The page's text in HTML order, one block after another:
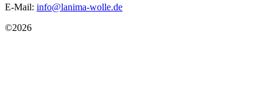
E-Mail: info@lanima-wolle.de
©2026